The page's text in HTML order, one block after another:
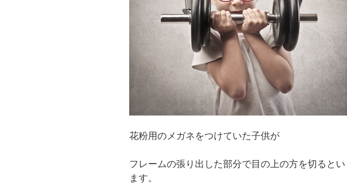
び
の
花粉用のメガネをつけていた子供が
フレームの張り出した部分で目の上の方を切ると
ます。